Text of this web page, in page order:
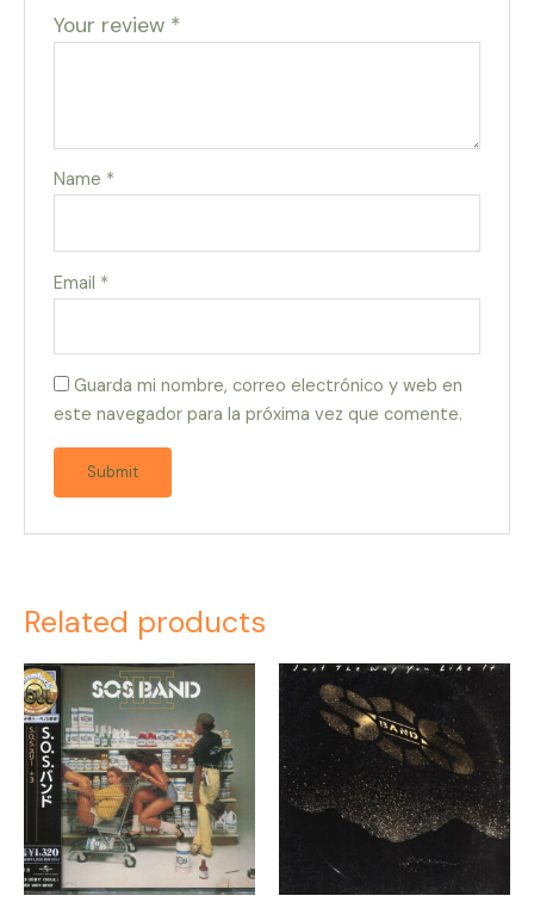
Your review *
Name *
Email *
Guarda mi nombre, correo electrónico y web en
este navegador para la próxima vez que comente.
Related products